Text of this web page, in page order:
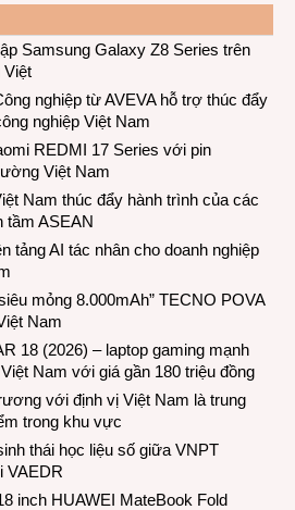
Samsung Galaxy Z8 Series trên
Việt
nghiệp từ AVEVA hỗ trợ thúc đẩy
nghiệp Việt Nam
REDMI 17 Series với pin
Việt Nam
Nam thúc đẩy hành trình của các
tầm ASEAN
tảng AI tác nhân cho doanh nghiệp
mỏng 8.000mAh” TECNO POVA
Nam
18 (2026) – laptop gaming mạnh
Nam với giá gần 180 triệu đồng
với định vị Việt Nam là trung
trong khu vực
thái học liệu số giữa VNPT
VAEDR
inch HUAWEI MateBook Fold